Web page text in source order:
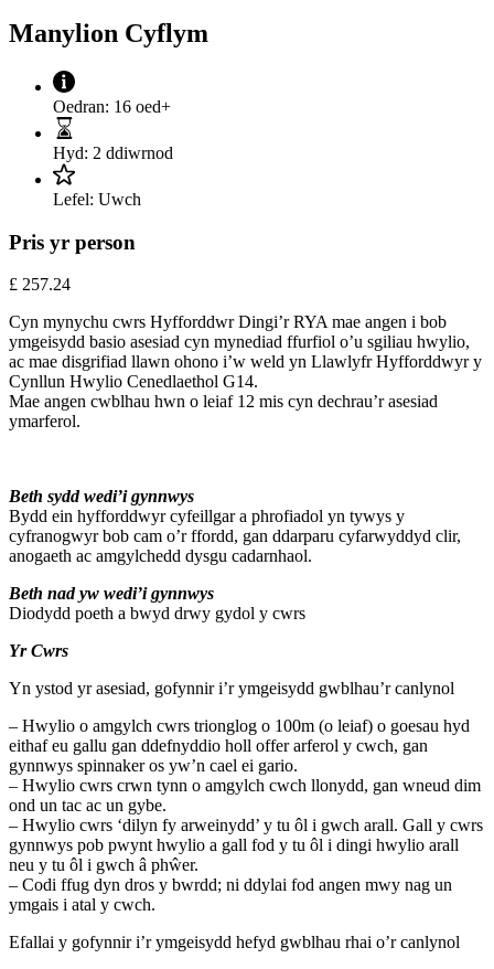
Manylion Cyflym
Oedran: 16 oed+
Hyd: 2 ddiwrnod
Lefel: Uwch
Pris yr person
£ 257.24
Cyn mynychu cwrs Hyfforddwr Dingi’r RYA mae angen i bob
ymgeisydd basio asesiad cyn mynediad ffurfiol o’u sgiliau hwylio,
ac mae disgrifiad llawn ohono i’w weld yn Llawlyfr Hyfforddwyr y
Cynllun Hwylio Cenedlaethol G14.
Mae angen cwblhau hwn o leiaf 12 mis cyn dechrau’r asesiad
ymarferol.
Beth sydd wedi’i gynnwys
Bydd ein hyfforddwyr cyfeillgar a phrofiadol yn tywys y
cyfranogwyr bob cam o’r ffordd, gan ddarparu cyfarwyddyd clir,
anogaeth ac amgylchedd dysgu cadarnhaol.
Beth nad yw wedi’i gynnwys
Diodydd poeth a bwyd drwy gydol y cwrs
Yr Cwrs
Yn ystod yr asesiad, gofynnir i’r ymgeisydd gwblhau’r canlynol
– Hwylio o amgylch cwrs trionglog o 100m (o leiaf) o goesau hyd
eithaf eu gallu gan ddefnyddio holl offer arferol y cwch, gan
gynnwys spinnaker os yw’n cael ei gario.
– Hwylio cwrs crwn tynn o amgylch cwch llonydd, gan wneud dim
ond un tac ac un gybe.
– Hwylio cwrs ‘dilyn fy arweinydd’ y tu ôl i gwch arall. Gall y cwrs
gynnwys pob pwynt hwylio a gall fod y tu ôl i dingi hwylio arall
neu y tu ôl i gwch â phŵer.
– Codi ffug dyn dros y bwrdd; ni ddylai fod angen mwy nag un
ymgais i atal y cwch.
Efallai y gofynnir i’r ymgeisydd hefyd gwblhau rhai o’r canlynol